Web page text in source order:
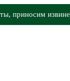
приносим